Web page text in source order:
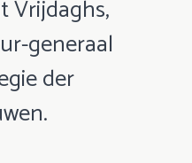
Vrijdaghs,
generaal
der